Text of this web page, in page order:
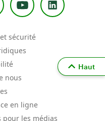
sécurité
nous
en ligne
pour les médias
Haut